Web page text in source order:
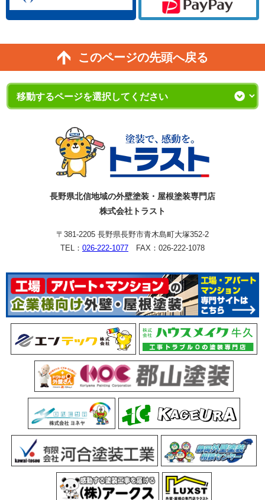
このページの先頭へ戻る
長野県北信地域の外壁塗装・屋根塗装専門店
株式会社トラスト
〒381-2205 長野県長野市青木島町大塚352-2
TEL： 026-222-1077 FAX：026-222-1078